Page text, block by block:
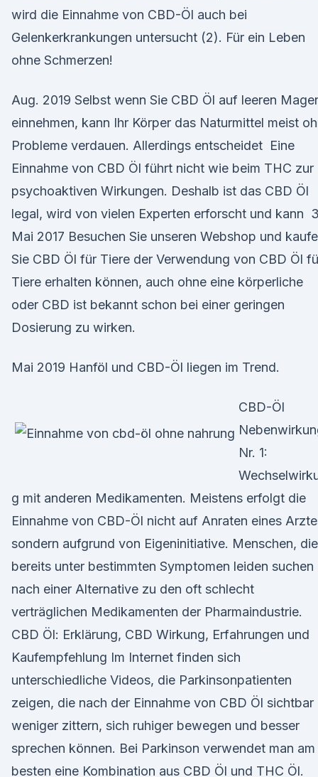
wird die Einnahme von CBD-Öl auch bei
Gelenkerkrankungen untersucht (2). Für ein Leben
ohne Schmerzen!
Aug. 2019 Selbst wenn Sie CBD Öl auf leeren
einnehmen, kann Ihr Körper das Naturmittel meist
Probleme verdauen. Allerdings entscheidet Eine
Einnahme von CBD Öl führt nicht wie beim THC zur
psychoaktiven Wirkungen. Deshalb ist das CBD Öl
legal, wird von vielen Experten erforscht und kann
Mai 2017 Besuchen Sie unseren Webshop und
Sie CBD Öl für Tiere der Verwendung von CBD Öl
Tiere erhalten können, auch ohne eine körperliche
oder CBD ist bekannt schon bei einer geringen
Dosierung zu wirken.
Mai 2019 Hanföl und CBD-Öl liegen im Trend.
CBD-Öl
Nr. 1:
g mit anderen Medikamenten. Meistens erfolgt die
Einnahme von CBD-Öl nicht auf Anraten eines
sondern aufgrund von Eigeninitiative. Menschen, die
bereits unter bestimmten Symptomen leiden suchen
nach einer Alternative zu den oft schlecht
verträglichen Medikamenten der Pharmaindustrie.
CBD Öl: Erklärung, CBD Wirkung, Erfahrungen und
Kaufempfehlung Im Internet finden sich
unterschiedliche Videos, die Parkinsonpatienten
zeigen, die nach der Einnahme von CBD Öl sichtbar
weniger zittern, sich ruhiger bewegen und besser
sprechen können. Bei Parkinson verwendet man am
besten eine Kombination aus CBD Öl und THC Öl.